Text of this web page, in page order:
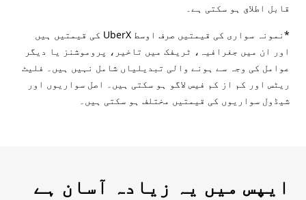
قابل اطلاق ہو سکتی ہے۔
*نمونہ سواری کی قیمتیں صرف اوسط UberX کی قیمتیں ہیں
اور ان میں جغرافیہ، ٹریفک میں تاخیر، پروموشنز یا دیگر
عوامل کی وجہ سے ہونے والی تبدیلیاں شامل نہیں ہیں۔ فلیٹ
ریٹس اور کم از کم فیس لاگو ہو سکتی ہیں۔ اصل سواریوں اور
شیڈول سواریوں کی قیمتیں مختلف ہو سکتی ہیں۔
ایپس میں یہ زیادہ آسان ہے